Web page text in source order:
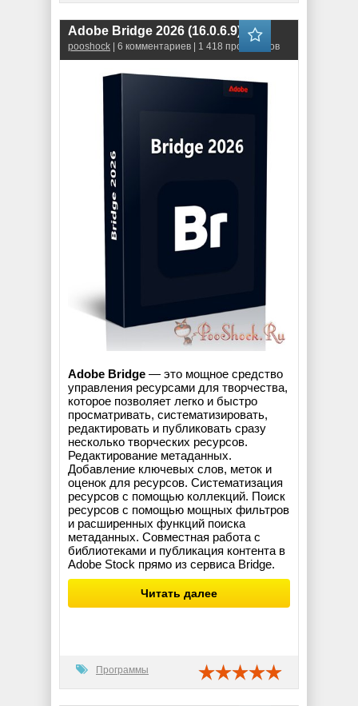
Adobe Bridge 2026 (16.0.6.9)
pooshock | 6 комментариев | 1 418 просмотров
Adobe Bridge — это мощное средство
управления ресурсами для творчества,
которое позволяет легко и быстро
просматривать, систематизировать,
редактировать и публиковать сразу
несколько творческих ресурсов.
Редактирование метаданных.
Добавление ключевых слов, меток и
оценок для ресурсов. Систематизация
ресурсов с помощью коллекций. Поиск
ресурсов с помощью мощных фильтров
и расширенных функций поиска
метаданных. Совместная работа с
библиотеками и публикация контента в
Adobe Stock прямо из сервиса Bridge.
Читать далее
Программы